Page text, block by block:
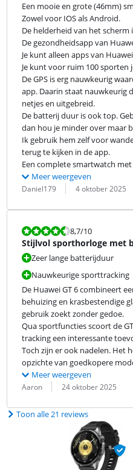
Een mooie en grote (46mm)
Zowel voor IOS als Android.
De helderheid van het
De gezondheidsapp van
Je kunt alleen apps van
Je kunt voor ruim 100 sporten
De GPS is erg nauwkeurig
app. Daarin staat nauwkeurig
netjes en uitgebreid.
De batterij duur is ook top.
dan hou je minder over maar
Ik gebruik hem zelf voor
terug te kijken in de app.
Een complete smartwatch
Meer weergeven
Beoordeling door:
Daniel179
Datum: 4 oktober 2025
Beoordeling is 8,7 van de 10.
8,7/10
Stijlvol sporthorloge met
Zeer lange batterijduur
Nauwkeurige sporttracking
De Huawei GT 6 combineert
behuizing en krasbestendige
gebruik zoekt zonder gedoe.
Qua sportfuncties scoort de
tracking een interessante
Toch zijn er ook nadelen. Het
opzichte van goedkopere
Meer weergeven
Beoordeling door:
Aaron
Datum: 24 oktober 2025
Toon alle 21 reviews